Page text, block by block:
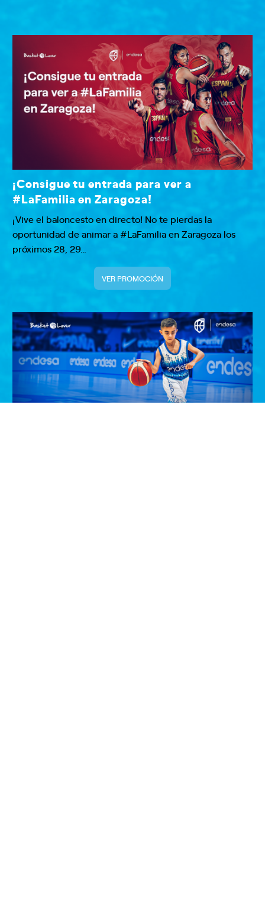
¡Consigue tu entrada para ver a
#LaFamilia en Zaragoza!
¡Vive el baloncesto en directo! No te pierdas la
oportunidad de animar a #LaFamilia en Zaragoza los
próximos 28, 29…
VER PROMOCIÓN